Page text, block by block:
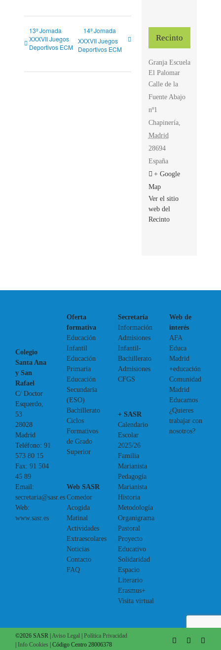
13ª Jornada
XXXVII Juegos
Deportivos ECM
14ª Jornada
XXXVII Juegos
Deportivos ECM
Recinto
Granja Escuela
El Palomar
Calle de la
Fuente Abajo
nº1
Chapinería,
Madrid
28694
España
+ Google
Map
Ver el sitio
web del
Recinto
Colegio
Santa Ana
y San
Rafael
C/ Doctor
Esquerdo,
53
28028
Madrid
Teléfono:91
573 80 15
Fax:91 504
45 89
Email:
secretaria@sasr.es
Web:
www.sasr.es
Oferta
formativa
Educación
Infantil
Educación
Primaria
Educación
Secundaria
(ESO)
Bachillerato
Ciclos
Formativos
de Grado
Superior
Web SASR
Comedor
Acogida
Matinal
Actividades
Extraescolares
Noticias
Contacto
FAQ
Secretaría
Información
Admisiones
Infantil-
Bachillerato
Admisiones
CFGS
+ SASR
Calendario
Escolar
2025/26
Familia
Marianista
Pedagogía
Marianista
Historia
Metodología
Organigrama
Pastoral
Proyecto
Educativo
Solidaridad
Espacio
Literario
Erasmus+
Visita virtual
Web de
interés
AFA
Educa
Madrid
+educación
Comunidad
Madrid
Educamos
¿Quieres
trabajar con
nosotros?
©2026 SASR |Aviso Legal |Política Privacidad
|Info Cookies | Código Centro 28006378
Facebook